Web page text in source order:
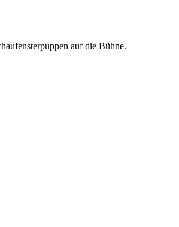
auf die Bühne.